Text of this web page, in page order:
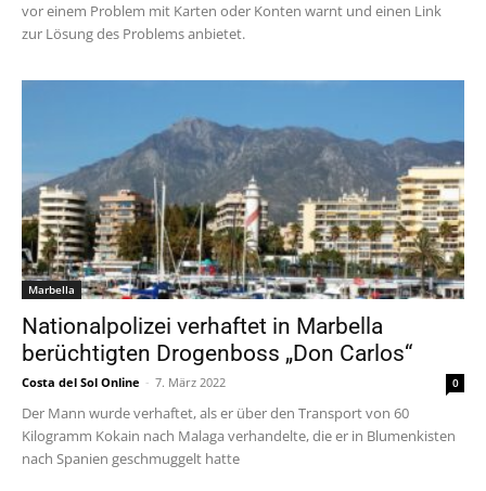
vor einem Problem mit Karten oder Konten warnt und einen Link
zur Lösung des Problems anbietet.
Marbella
Nationalpolizei verhaftet in Marbella
berüchtigten Drogenboss „Don Carlos“
Costa del Sol Online - 7. März 2022 0
Der Mann wurde verhaftet, als er über den Transport von 60
Kilogramm Kokain nach Malaga verhandelte, die er in Blumenkisten
nach Spanien geschmuggelt hatte